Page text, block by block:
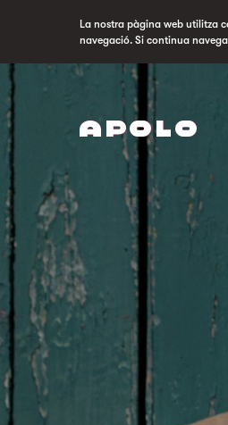
La nostra pàgina web utilitza
navegació. Si continua